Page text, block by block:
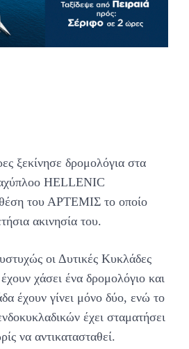
ξεκίνησε δρομολόγια στα
HELLENIC
του ΑΡΤΕΜΙΣ το οποίο
ακινησία του.
οι Δυτικές Κυκλάδες
χάσει ένα δρομολόγιο και
έχουν γίνει μόνο δύο, ενώ το
έχει σταματήσει
να αντικατασταθεί.